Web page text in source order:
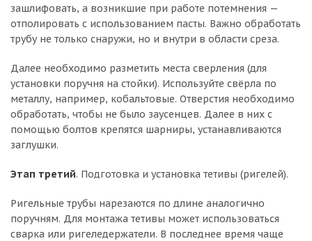
зашлифовать, а возникшие при работе потемнения —
отполировать с использованием пасты. Важно обработать
трубу не только снаружи, но и внутри в области среза.
Далее необходимо разметить места сверления (для
установки поручня на стойки). Используйте свёрла по
металлу, например, кобальтовые. Отверстия необходимо
обработать, чтобы не было заусенцев. Далее в них с
помощью болтов крепятся шарниры, устанавливаются
заглушки.
Этап третий. Подготовка и установка тетивы (ригелей).
Ригельные трубы нарезаются по длине аналогично
поручням. Для монтажа тетивы может использоваться
сварка или ригеледержатели. В последнее время чаще